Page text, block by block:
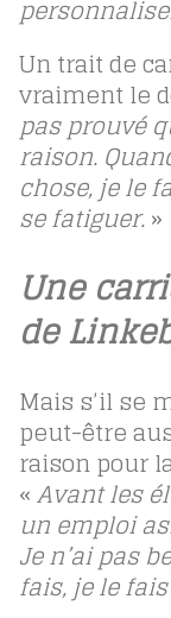
Un trait de
vraiment le
pas prouvé
raison.
chose, je le
se fatiguer.»
Une
de
Mais s’il se
peut-être
raison pour
«Avant les
un emploi
Je n’ai pas
fais, je le